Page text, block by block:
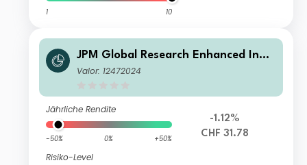
1 10
JPM Global Research Enhanced Inde
x Equity SRI Paris Aligned Active UCI
Valor: 12472024
Jährliche Rendite
-50% 0% +50%
Risiko-Level
-1.12%
CHF 31.78